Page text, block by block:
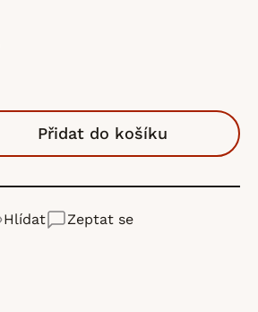
Přidat do košíku
Zeptat se
Hlídat